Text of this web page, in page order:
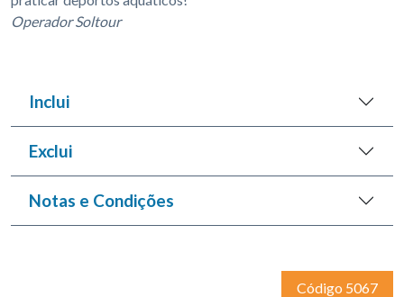
Operador Soltour
Inclui
Exclui
Notas e Condições
Código 5067